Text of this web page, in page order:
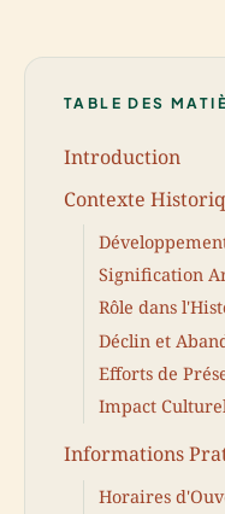
TABLE DES
Introduction
Contexte
Signification
Rôle dans
Déclin et
Efforts de
Impact
Informations
Horaires